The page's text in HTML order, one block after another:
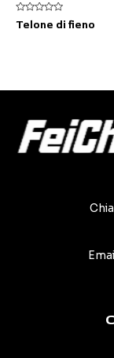
Valutato
0
Telone di fieno